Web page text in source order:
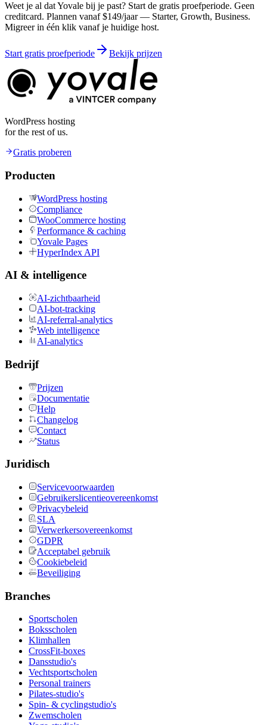
Weet je al dat Yovale bij je past? Start de gratis proefperiode. Geen
creditcard. Plannen vanaf $149/jaar — Starter, Growth, Business.
Migreer in één klik vanaf je huidige host.
Start gratis proefperiode Bekijk prijzen
WordPress hosting
for the rest of us.
Gratis proberen
Producten
WordPress hosting
Compliance
WooCommerce hosting
Performance & caching
Yovale Pages
HyperIndex API
AI & intelligence
AI-zichtbaarheid
AI-bot-tracking
AI-referral-analytics
Web intelligence
AI-analytics
Bedrijf
Prijzen
Documentatie
Help
Changelog
Contact
Status
Juridisch
Servicevoorwaarden
Gebruikerslicentieovereenkomst
Privacybeleid
SLA
Verwerkersovereenkomst
GDPR
Acceptabel gebruik
Cookiebeleid
Beveiliging
Branches
Sportscholen
Boksscholen
Klimhallen
CrossFit-boxes
Dansstudio's
Vechtsportscholen
Personal trainers
Pilates-studio's
Spin- & cyclingstudio's
Zwemscholen